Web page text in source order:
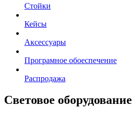
Стойки
Кейсы
Аксессуары
Програмное обоеспечение
Распродажа
Световое оборудование